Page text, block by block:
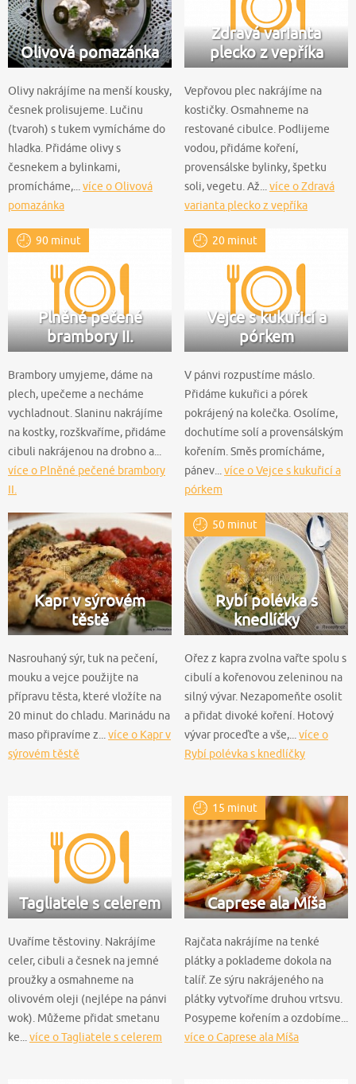
Olivová pomazánka
Olivy nakrájíme na menší kousky,
česnek prolisujeme. Lučinu
(tvaroh) s tukem vymícháme do
hladka. Přidáme olivy s
česnekem a bylinkami,
promícháme,...více o Olivová
pomazánka
Zdravá varianta
plecko z vepříka
Vepřovou plec nakrájíme na
kostičky. Osmahneme na
restované cibulce. Podlijeme
vodou, přidáme koření,
provensálske bylinky, špetku
soli, vegetu. Až...více o Zdravá
varianta plecko z vepříka
90 minut
Plněné pečené
brambory II.
Brambory umyjeme, dáme na
plech, upečeme a necháme
vychladnout. Slaninu nakrájíme
na kostky, rozškvaříme, přidáme
cibuli nakrájenou na drobno a...
více o Plněné pečené brambory
II.
20 minut
Vejce s kukuřicí a
pórkem
V pánvi rozpustíme máslo.
Přidáme kukuřici a pórek
pokrájený na kolečka. Osolíme,
dochutíme solí a provensálským
kořením. Směs promícháme,
pánev... více o Vejce s kukuřicí a
pórkem
Kapr v sýrovém
těstě
Nasrouhaný sýr, tuk na pečení,
mouku a vejce použijte na
přípravu těsta, které vložíte na
20 minut do chladu. Marinádu na
maso připravíme z... více o Kapr v
sýrovém těstě
50 minut
Rybí polévka s
knedlíčky
Ořez z kapra zvolna vařte spolu s
cibulí a kořenovou zeleninou na
silný vývar. Nezapomeňte osolit
a přidat divoké koření. Hotový
vývar proceďte a vše,... více o
Rybí polévka s knedlíčky
Tagliatele s celerem
Uvaříme těstoviny. Nakrájíme
celer, cibuli a česnek na jemné
proužky a osmahneme na
olivovém oleji (nejlépe na pánvi
wok). Můžeme přidat smetanu
ke...více o Tagliatele s celerem
15 minut
Caprese ala Míša
Rajčata nakrájíme na tenké
plátky a poklademe dokola na
talíř. Ze sýru nakrájeného na
plátky vytvoříme druhou vrtsvu.
Posypeme kořením a ozdobíme...
více o Caprese ala Míša